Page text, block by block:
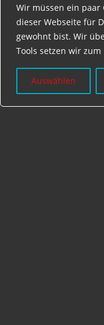
Wir müssen ein paar
dieser Webseite für
gewohnt bist. Wir
Tools setzen wir
Auswählen